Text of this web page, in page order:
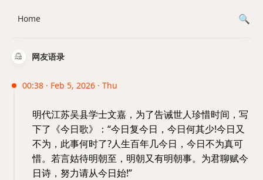
网友语录
00:38 · Feb 5, 2026 · Thu
明代江苏吴县学士文嘉，为了告诫世人珍惜时间，写
下了《今日歌》：“今日复今日，今日何其少!今日又
不为，此事何时了?人生百年几今日，今日不为真可
惜。若言姑待明朝至，明朝又有明朝事。为君聊赋今
日诗，努力请从今日始!”
Home